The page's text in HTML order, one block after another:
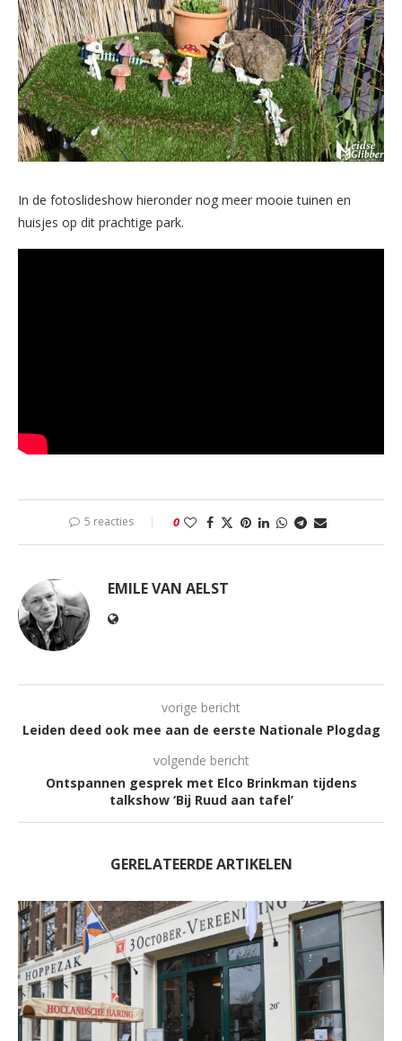
In de fotoslideshow hieronder nog meer mooie tuinen en
huisjes op dit prachtige park.
5 reacties 0
EMILE VAN AELST
vorige bericht
Leiden deed ook mee aan de eerste Nationale Plogdag
volgende bericht
Ontspannen gesprek met Elco Brinkman tijdens
talkshow ‘Bij Ruud aan tafel’
GERELATEERDE ARTIKELEN